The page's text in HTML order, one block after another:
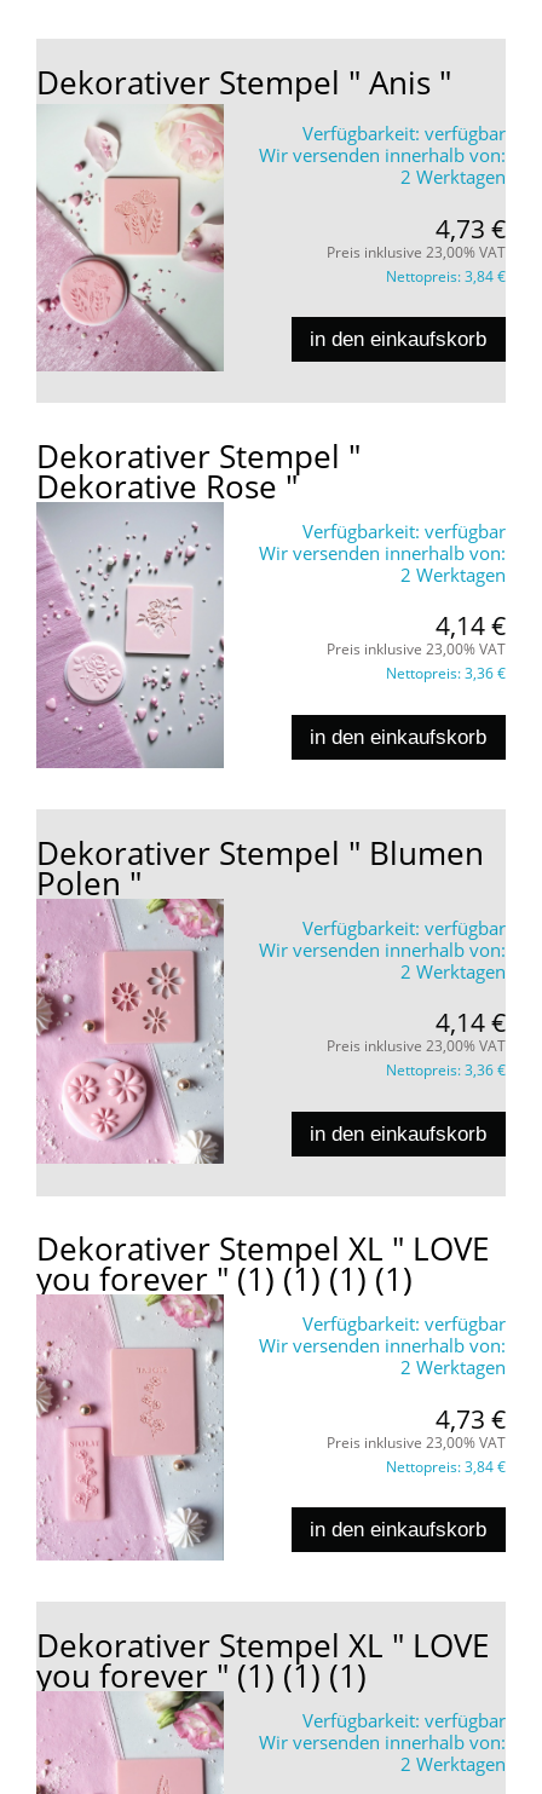
Dekorativer Stempel " Anis "
Verfügbarkeit: verfügbar
Wir versenden innerhalb von:
2 Werktagen
4,73 €
Preis inklusive 23,00% VAT
Nettopreis:3,84 €
in den einkaufskorb
Dekorativer Stempel "
Dekorative Rose "
Verfügbarkeit: verfügbar
Wir versenden innerhalb von:
2 Werktagen
4,14 €
Preis inklusive 23,00% VAT
Nettopreis:3,36 €
in den einkaufskorb
Dekorativer Stempel " Blumen
Polen "
Verfügbarkeit: verfügbar
Wir versenden innerhalb von:
2 Werktagen
4,14 €
Preis inklusive 23,00% VAT
Nettopreis:3,36 €
in den einkaufskorb
Dekorativer Stempel XL " LOVE
you forever " (1) (1) (1) (1)
Verfügbarkeit: verfügbar
Wir versenden innerhalb von:
2 Werktagen
4,73 €
Preis inklusive 23,00% VAT
Nettopreis:3,84 €
in den einkaufskorb
Dekorativer Stempel XL " LOVE
you forever " (1) (1) (1)
Verfügbarkeit: verfügbar
Wir versenden innerhalb von:
2 Werktagen